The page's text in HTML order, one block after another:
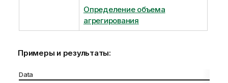
Определение объема
агрегирования
Примеры и результаты:
Data